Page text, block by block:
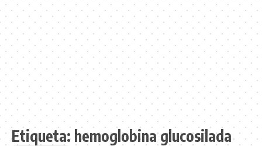
Etiqueta: hemoglobina glucosilada